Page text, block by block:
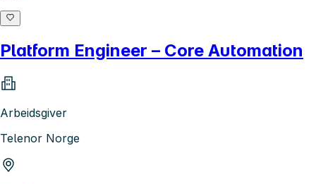
Platform Engineer – Core Automation
Arbeidsgiver
Telenor Norge